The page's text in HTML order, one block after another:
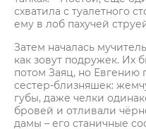
схватила с туалетного
ему в лоб пахучей
Затем началась
как зовут подружек. Их
потом Заяц, но Евгению
сестер-близняшек:
губы, даже челки
бровей и отливали
дамы – его станичные